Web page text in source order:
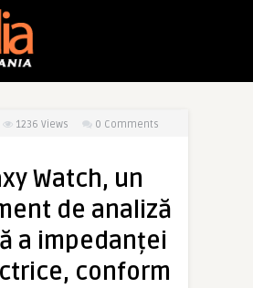
1236 Views 0 Comments
Watch, un
de analiză
a impedanței
conform